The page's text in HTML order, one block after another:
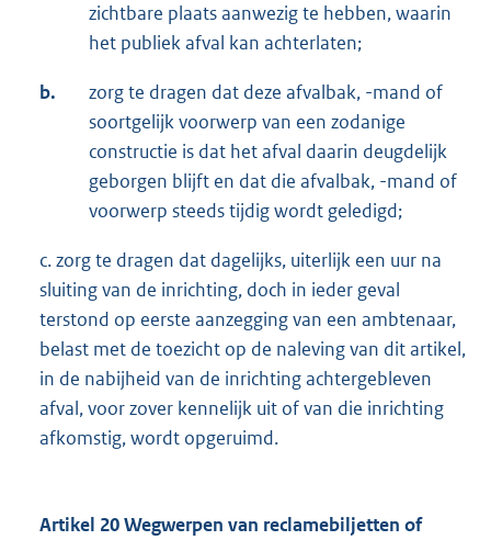
zichtbare plaats aanwezig te hebben, waarin
het publiek afval kan achterlaten;
b.
zorg te dragen dat deze afvalbak, -mand of
soortgelijk voorwerp van een zodanige
constructie is dat het afval daarin deugdelijk
geborgen blijft en dat die afvalbak, -mand of
voorwerp steeds tijdig wordt geledigd;
c. zorg te dragen dat dagelijks, uiterlijk een uur na
sluiting van de inrichting, doch in ieder geval
terstond op eerste aanzegging van een ambtenaar,
belast met de toezicht op de naleving van dit artikel,
in de nabijheid van de inrichting achtergebleven
afval, voor zover kennelijk uit of van die inrichting
afkomstig, wordt opgeruimd.
Artikel 20 Wegwerpen van reclamebiljetten of